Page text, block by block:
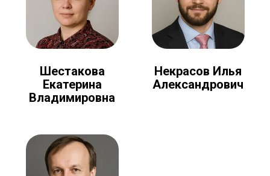
Шестакова
Екатерина
Владимировна
Некрасов Илья
Александрович